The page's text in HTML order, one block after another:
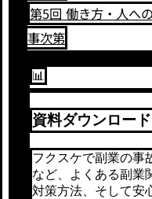
第5回 働き方・人へ
事次第
📊
資料ダウンロード
フクスケで副業の事
など、よくある副業
対策方法、そして安